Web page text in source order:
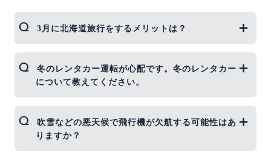
3月に北海道旅行をするメリットは？
日中は温かい日もあるので、雪景色が見たいけど、
寒いのは…という方におすすめのシーズンです。旅
行代金は3月下旬からは春休みに入るので割高にな
旬までが狙い目です。
冬のレンタカー運転が心配です。冬のレンタカー
について教えてください。
スタイヤなど、完全冬装備の仕様になります。
レンタカーの冬装備については、「
タカー運転は安心！冬に行く北海道ツアー」をご確
吹雪などの悪天候で飛行機が欠航する可能性はあ
りますか？